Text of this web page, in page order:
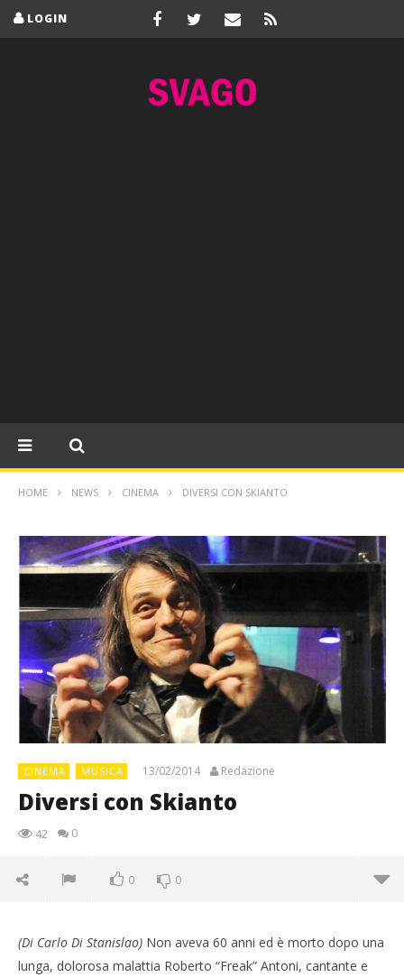
LOGIN
HOME NEWS CINEMA DIVERSI CON SKIANTO
CINEMA MUSICA 13/02/2014 Redazione
Diversi con Skianto
42 0
0 0
(Di Carlo Di Stanislao) Non aveva 60 anni ed è morto dopo una
lunga, dolorosa malattia Roberto “Freak” Antoni, cantante e